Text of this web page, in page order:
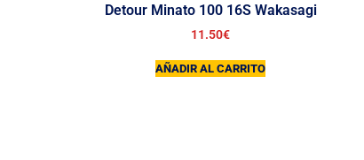
Detour Minato 100 16S Wakasagi
11.50€
AÑADIR AL CARRITO